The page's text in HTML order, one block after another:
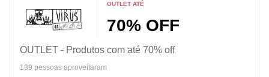
OUTLET ATÉ
70% OFF
OUTLET - Produtos com até 70% off
139 pessoas aproveitaram